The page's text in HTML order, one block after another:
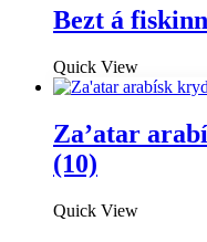
Bezt á
Quick View
Za’atar
(10)
Quick View